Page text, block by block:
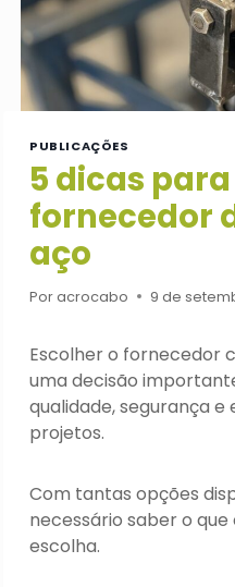
PUBLICAÇÕES
5 dicas
fornecedor
aço
Poracrocabo 9 de
Escolher o fornecedor
uma decisão
qualidade, segurança e
projetos.
Com tantas opções
necessário saber o
escolha.